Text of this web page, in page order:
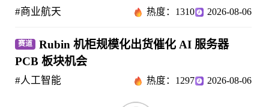
#商业航天 热度：1310 2026-08-06
赛道
Rubin 机柜规模化出货催化 AI 服务器
PCB 板块机会
#人工智能 热度：1297 2026-08-06